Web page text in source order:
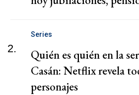
2.
Series
Quién es quién en la
Casán: Netflix revela
personajes